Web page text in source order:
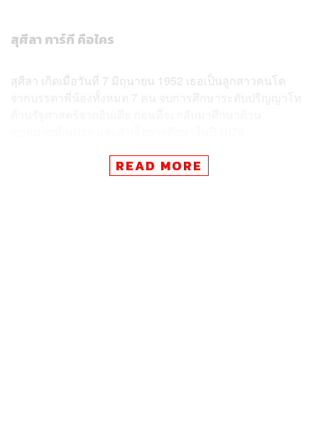
สุศีลา การ์กี คือใคร
สุศีลา เกิดเมื่อวันที่ 7 มิถุนายน 1952 เธอเป็นลูกสาวคนโต
เธอเคยเข้าร่วมชุมนุมประท้วงในช่วง ‘การปฏิวัติเนปาล’
READ MORE